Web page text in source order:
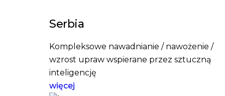
Serbia
Kompleksowe nawadnianie / nawożenie /
wzrost upraw wspierane przez sztuczną
inteligencję
więcej